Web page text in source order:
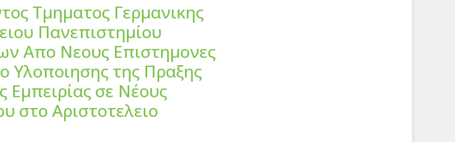
Τμηματος Γερμανικης
Πανεπιστημίου
Απο Νεους Επιστημονες
Υλοποιησης της Πραξης
Εμπειρίας σε Νέους
στο Αριστοτελειο